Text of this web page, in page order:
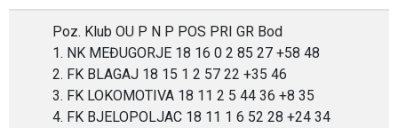
Poz. Klub OU P N P POS PRI GR Bod
1. NK MEĐUGORJE 18 16 0 2 85 27 +58 48
2. FK BLAGAJ 18 15 1 2 57 22 +35 46
3. FK LOKOMOTIVA 18 11 2 5 44 36 +8 35
4. FK BJELOPOLJAC 18 11 1 6 52 28 +24 34